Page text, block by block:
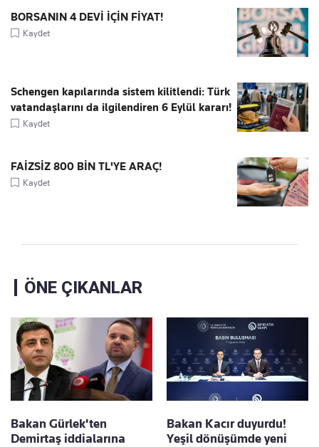
BORSANIN 4 DEVİ İÇİN FİYAT!
Kaydet
Schengen kapılarında sistem kilitlendi: Türk
vatandaşlarını da ilgilendiren 6 Eylül kararı!
Kaydet
FAİZSİZ 800 BİN TL'YE ARAÇ!
Kaydet
ÖNE ÇIKANLAR
Bakan Gürlek'ten
Demirtaş iddialarına
Bakan Kacır duyurdu!
Yeşil dönüşümde yeni